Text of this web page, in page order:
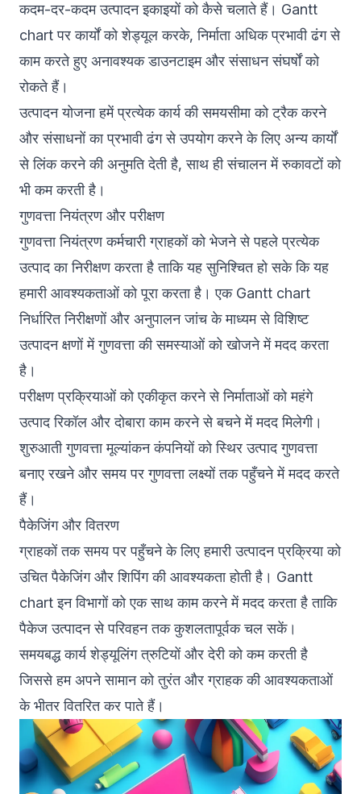
कदम-दर-कदम उत्पादन इकाइयों को कैसे चलाते हैं। Gantt
chart पर कार्यों को शेड्यूल करके, निर्माता अधिक प्रभावी ढंग से
काम करते हुए अनावश्यक डाउनटाइम और संसाधन संघर्षों को
रोकते हैं।
उत्पादन योजना हमें प्रत्येक कार्य की समयसीमा को ट्रैक करने
और संसाधनों का प्रभावी ढंग से उपयोग करने के लिए अन्य कार्यों
से लिंक करने की अनुमति देती है, साथ ही संचालन में रुकावटों को
भी कम करती है।
गुणवत्ता नियंत्रण और परीक्षण
गुणवत्ता नियंत्रण कर्मचारी ग्राहकों को भेजने से पहले प्रत्येक
उत्पाद का निरीक्षण करता है ताकि यह सुनिश्चित हो सके कि यह
हमारी आवश्यकताओं को पूरा करता है। एक Gantt chart
निर्धारित निरीक्षणों और अनुपालन जांच के माध्यम से विशिष्ट
उत्पादन क्षणों में गुणवत्ता की समस्याओं को खोजने में मदद करता
है।
परीक्षण प्रक्रियाओं को एकीकृत करने से निर्माताओं को महंगे
उत्पाद रिकॉल और दोबारा काम करने से बचने में मदद मिलेगी।
शुरुआती गुणवत्ता मूल्यांकन कंपनियों को स्थिर उत्पाद गुणवत्ता
बनाए रखने और समय पर गुणवत्ता लक्ष्यों तक पहुँचने में मदद करते
हैं।
पैकेजिंग और वितरण
ग्राहकों तक समय पर पहुँचने के लिए हमारी उत्पादन प्रक्रिया को
उचित पैकेजिंग और शिपिंग की आवश्यकता होती है। Gantt
chart इन विभागों को एक साथ काम करने में मदद करता है ताकि
पैकेज उत्पादन से परिवहन तक कुशलतापूर्वक चल सकें।
समयबद्ध कार्य शेड्यूलिंग त्रुटियों और देरी को कम करती है
जिससे हम अपने सामान को तुरंत और ग्राहक की आवश्यकताओं
के भीतर वितरित कर पाते हैं।